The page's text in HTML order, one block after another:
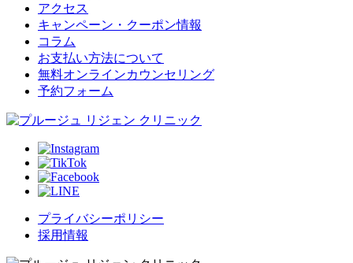
アクセス
キャンペーン・クーポン情報
コラム
お支払い方法について
無料オンラインカウンセリング
予約フォーム
プライバシーポリシー
採用情報